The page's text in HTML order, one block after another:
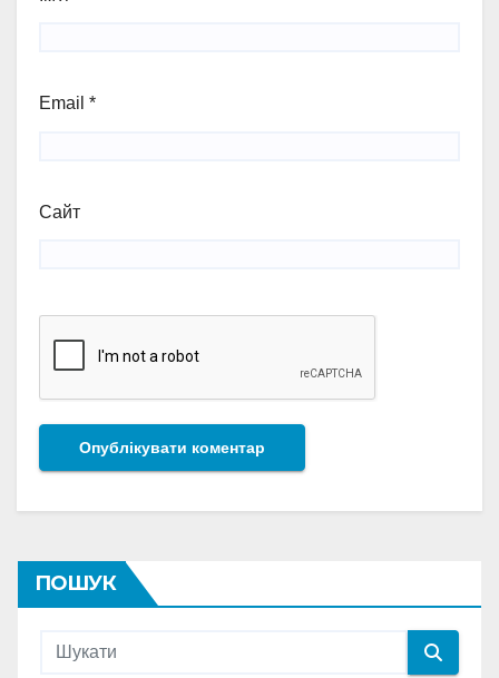
Email *
Сайт
ПОШУК